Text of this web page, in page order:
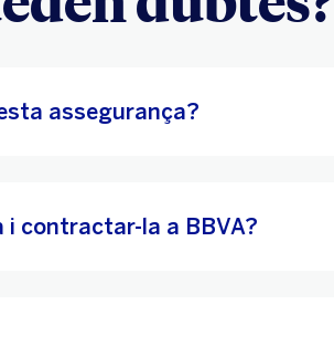
assegurança?
i contractar-la a BBVA?